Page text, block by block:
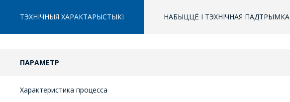
ТЭХНІЧНЫЯ ХАРАКТАРЫСТЫКІ НАБЫЦЦЁ І ТЭХНІЧНАЯ ПАДТРЫМКА
ПАРАМЕТР
Характеристика процесса